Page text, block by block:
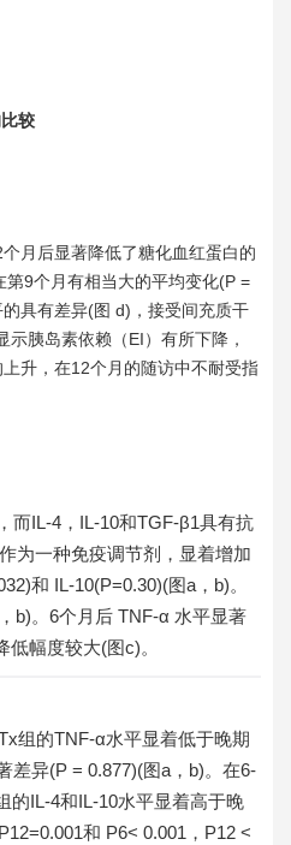
较
月后显著降低了糖化血红蛋白的
9个月有相当大的平均变化(P =
具有差异(图 d)，接受间充质干
胰岛素依赖（EI）有所下降，
升，在12个月的随访中不耐受指
而IL-4，IL-10和TGF-β1具有抗
为一种免疫调节剂，显着增加
和 IL-10(P=0.30)(图a，b)。
b)。6个月后 TNF-α 水平显著
幅度较大(图c)。
组的TNF-α水平显着低于晚期
差异(P = 0.877)(图a，b)。在6-
的IL-4和IL-10水平显着高于晚
和 P6< 0.001，P12 <